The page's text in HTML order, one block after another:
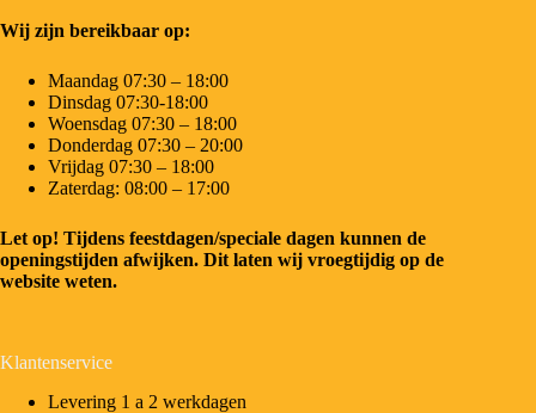
Wij zijn bereikbaar op:
Maandag 07:30 – 18:00
Dinsdag 07:30-18:00
Woensdag 07:30 – 18:00
Donderdag 07:30 – 20:00
Vrijdag 07:30 – 18:00
Zaterdag: 08:00 – 17:00
Let op! Tijdens feestdagen/speciale dagen kunnen de
openingstijden afwijken. Dit laten wij vroegtijdig op de
website weten.
Klantenservice
Levering 1 a 2 werkdagen